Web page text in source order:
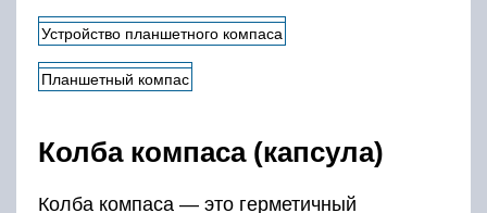
Устройство планшетного компаса
Планшетный компас
Колба компаса (капсула)
Колба компаса — это герметичный